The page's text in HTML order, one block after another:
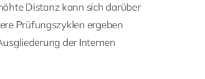
Distanz kann sich darüber
Prüfungszyklen ergeben
der Internen